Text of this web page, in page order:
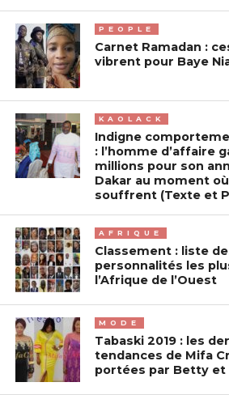
PEOPLE
Carnet Ramadan :
vibrent pour Baye
KAOLACK
Indigne
: l’homme d’affaire
millions pour son
Dakar au moment
souffrent (Texte et
AFRIQUE
Classement : liste
personnalités les
l’Afrique de l’Ouest
MODE
Tabaski 2019 : les
tendances de Mifa
portées par Betty et